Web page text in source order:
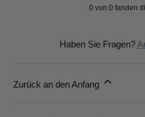
0 von 0 fanden
Haben Sie Fragen?
Zurück an den Anfang